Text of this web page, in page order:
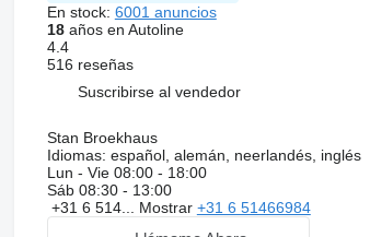
En stock: 6001 anuncios
18años en Autoline
4.4
516 reseñas
Suscribirse al vendedor
Stan Broekhaus
Idiomas: español, alemán, neerlandés, inglés
Lun - Vie 08:00 - 18:00
Sáb 08:30 - 13:00
+31 6 514... Mostrar +31 6 51466984